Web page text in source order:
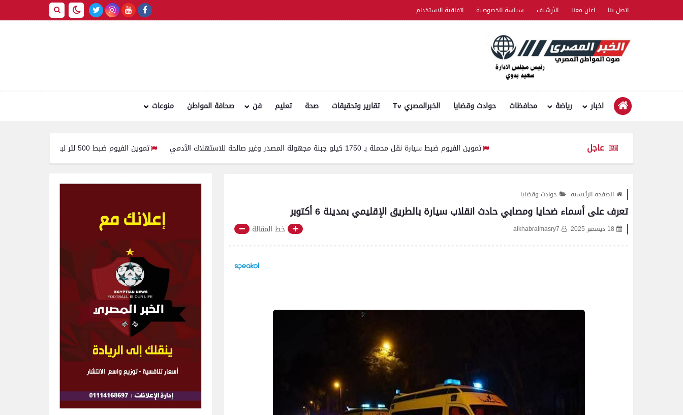
اتصل بنا اعلن معنا الأرشيف سياسة الخصوصية اتفاقية الاستخدام
اخبار رياضة محافظات حوادث وقضايا الخبرالمصري Tv تقارير وتحقيقات صحة تعليم فن صحافة المواطن منوعات
عاجل تموين الفيوم ضبط سيارة نقل محملة بـ 1750 كيلو جبنة مجهولة المصدر وغير صالحة للاستهلاك الآدمي تموين الفيوم ضبط 500 لتر لبن فاسد وغير صالح للاستهلاك الآدمى قبل طرحه بالأسواق
الصفحة الرئيسية حوادث وقضايا
تعرف على أسماء ضحايا ومصابي حادث انقلاب سيارة بالطريق الإقليمي بمدينة 6 أكتوبر
18 ديسمبر 2025 alkhabralmasry7 خط المقالة